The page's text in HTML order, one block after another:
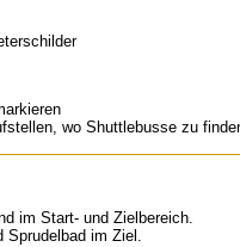
wo Shuttlebusse zu
im Start- und Zielbereich.
Sprudelbad im Ziel.